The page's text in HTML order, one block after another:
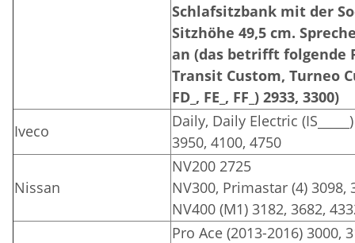
Schlafsitzbank mit der
Sitzhöhe 49,5 cm.
an (das betrifft folgende
Transit Custom, Turneo
FD_, FE_, FF_) 2933, 3300)
Iveco
Daily, Daily Electric
3950, 4100, 4750
Nissan
NV200 2725
NV300, Primastar (4) 3098,
NV400 (M1) 3182, 3682,
Pro Ace (2013-2016) 3000,